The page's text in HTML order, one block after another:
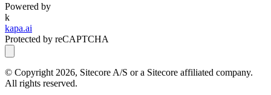
Powered by
k
kapa.ai
Protected by reCAPTCHA
© Copyright 2026, Sitecore A/S or a Sitecore affiliated company.
All rights reserved.